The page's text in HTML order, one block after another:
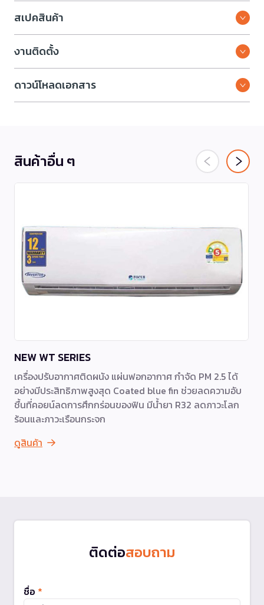
สเปคสินค้า
งานติดตั้ง
ดาวน์โหลดเอกสาร
สินค้าอื่น ๆ
NEW WT SERIES
เครื่องปรับอากาศติดผนัง แผ่นฟอกอากาศ กำจัด PM 2.5 ได้
อย่างมีประสิทธิภาพสูงสุด Coated blue fin ช่วยลดความอับ
ชื้นที่คอยน์ลดการศึกกร่อนของฟิน มีน้ำยา R32 ลดภาวะโลก
ร้อนและภาวะเรือนกระจก
ดูสินค้า
ติดต่อสอบถาม
ชื่อ *